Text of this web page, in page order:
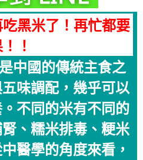
黑米了！再忙都要
！
中國的傳統主食之
味調配，幾乎可以
不同的米有不同的
、糯米排毒、粳米
醫學的角度來看，